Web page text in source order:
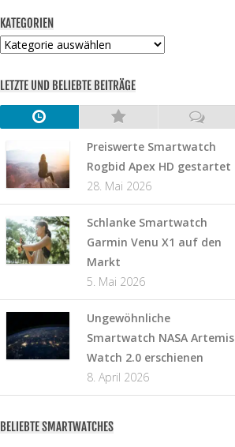
KATEGORIEN
Kategorien
LETZTE UND BELIEBTE BEITRÄGE
Preiswerte Smartwatch
Rogbid Apex HD gestartet
28. Mai 2026
Schlanke Smartwatch
Garmin Venu X1 auf den
Markt
5. Mai 2026
Ungewöhnliche
Smartwatch NASA Artemis
Watch 2.0 erschienen
8. April 2026
BELIEBTE SMARTWATCHES